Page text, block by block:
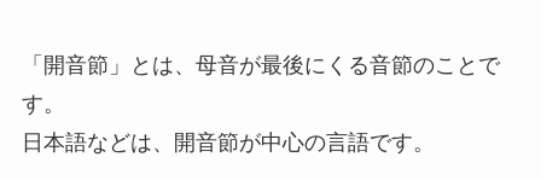
「開音節」 とは、 母音が最後にくる音節のことで
す。
日本語などは、開音節が中心の言語です。